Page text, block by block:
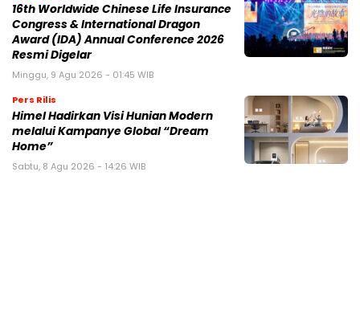
16th Worldwide Chinese Life Insurance
Congress & International Dragon
Award (IDA) Annual Conference 2026
Resmi Digelar
Minggu, 9 Agu 2026 - 01:45 WIB
Pers Rilis
Himel Hadirkan Visi Hunian Modern
melalui Kampanye Global “Dream
Home”
Sabtu, 8 Agu 2026 - 14:26 WIB